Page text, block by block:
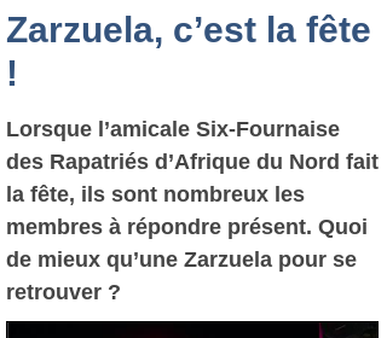
Zarzuela, c’est la fête
!
Lorsque l’amicale Six-Fournaise
des Rapatriés d’Afrique du Nord fait
la fête, ils sont nombreux les
membres à répondre présent. Quoi
de mieux qu’une Zarzuela pour se
retrouver ?